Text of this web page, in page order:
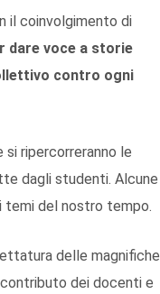
il coinvolgimento di
dare voce a storie
contro ogni
si ripercorreranno le
dagli studenti. Alcune
temi del nostro tempo.
delle magnifiche
dei docenti e